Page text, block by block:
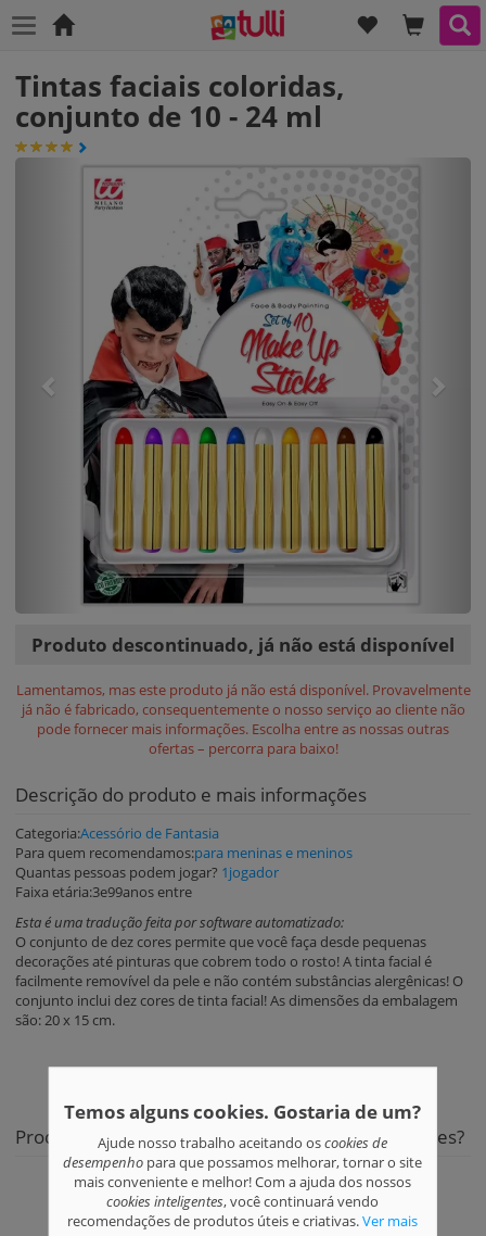
Início O
LISTA DE
Tintas faciais coloridas,
conjunto de 10 - 24 ml
Produto descontinuado, já não está disponível
Lamentamos, mas este produto já não está disponível. Provavelmente
já não é fabricado, consequentemente o nosso serviço ao cliente não
pode fornecer mais informações. Escolha entre as nossas outras
ofertas – percorra para baixo!
Descrição do produto e mais informações
Categoria:Acessório de Fantasia
Para quem recomendamos:para meninas e meninos
Quantas pessoas podem jogar? 1jogador
Faixa etária:3e99anos entre
Esta é uma tradução feita por software automatizado:
O conjunto de dez cores permite que você faça desde pequenas
decorações até pinturas que cobrem todo o rosto! A tinta facial é
facilmente removível da pele e não contém substâncias alergênicas! O
conjunto inclui dez cores de tinta facial! As dimensões da embalagem
são: 20 x 15 cm.
Produtos populares similares - está à procura destes?
Temos alguns cookies. Gostaria de um?
Ajude nosso trabalho aceitando oscookies de
desempenho para que possamos melhorar, tornar o site
mais conveniente e melhor! Com a ajuda dos nossos
cookies inteligentes, você continuará vendo
recomendações de produtos úteis e criativas.Ver mais